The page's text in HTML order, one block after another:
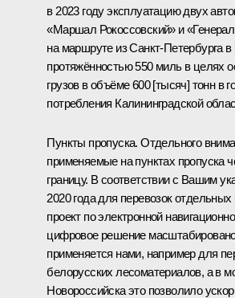
в 2023 году эксплуатацию двух
«Маршал Рокоссовский» и
на маршруте из Санкт-Петербурга в
протяжённостью 550 миль в целях
грузов в объёме 600 [тысяч] тонн в
потребления Калининградской
Пункты пропуска. Отдельного
применяемые на пунктах пропуска
границу. В соответствии с Вашим
2020 года для перевозок
проект по электронной
цифровое решение
применяется нами, например для
белорусских лесоматериалов, а в
Новороссийска это позволило